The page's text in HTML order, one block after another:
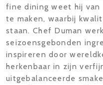
fine dining weet hij van
te maken, waarbij
staan. Chef Duman
seizoensgebonden
inspireren door
herkenbaar in zijn
uitgebalanceerde